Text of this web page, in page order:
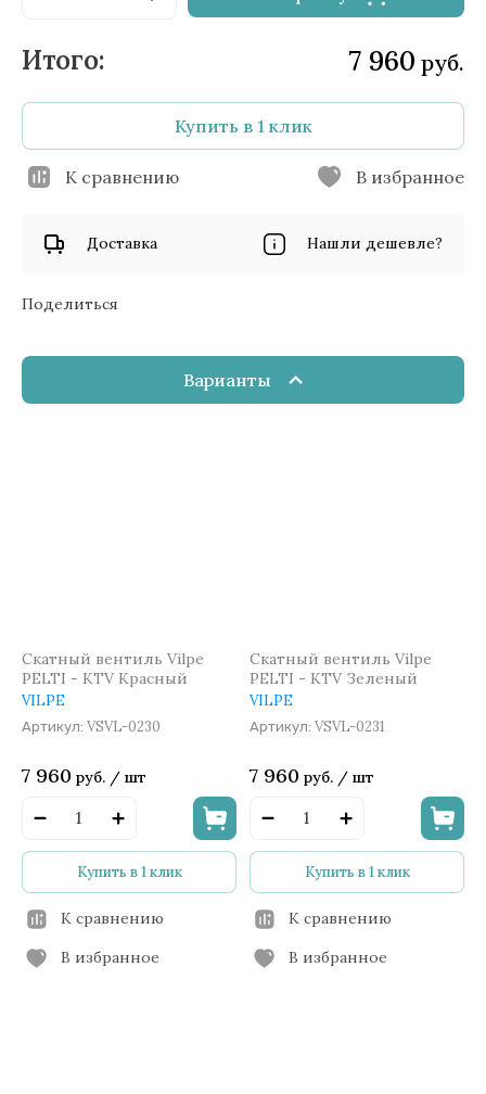
7 960 руб.
Купить в 1 клик
К сравнению В избранное
Доставка Нашли дешевле?
Поделиться
Варианты
Скатный вентиль Vilpe
PELTI - KTV Красный
VILPE
Артикул: VSVL-0230
7 960 руб. / шт
Купить в 1 клик
К сравнению
В избранное
Скатный вентиль Vilpe
PELTI - KTV Зеленый
VILPE
Артикул: VSVL-0231
7 960 руб. / шт
Купить в 1 клик
К сравнению
В избранное